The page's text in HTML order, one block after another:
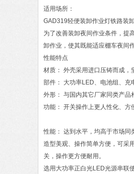
适用场所：
GAD319轻便装卸作业灯铁路装
为了改善装卸夜间作业条件，提
卸作业，使其既能适应棚车夜间
性能特点
材质： 外壳采用进口压铸而成
部件： 大功率LED、电池组、充
外形： 与国内其它厂家同类产品
功能： 开关操作上更人性化、
性能： 达到水平，均高于市场同
造型美观、操作简单方便，可采
关，操作更方便耐用。
选用大功率正白光LED光源串联